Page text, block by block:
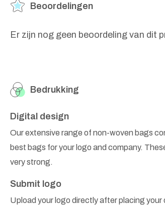
Beoordelingen
Er zijn nog geen beoordeling van dit
Bedrukking
Digital design
Our extensive range of non-woven bags
best bags for your logo and company.
very strong.
Submit logo
Upload your logo directly after placing